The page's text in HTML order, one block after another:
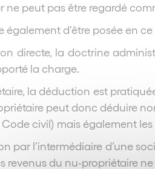
ne peut pas être regardé
également d’être posée en
directe, la doctrine
la charge.
la déduction est
peut donc déduire
civil) mais également
par l’intermédiaire d’une
revenus du nu-propriétaire ne